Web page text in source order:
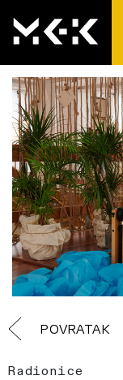
POVRATAK
Radionice